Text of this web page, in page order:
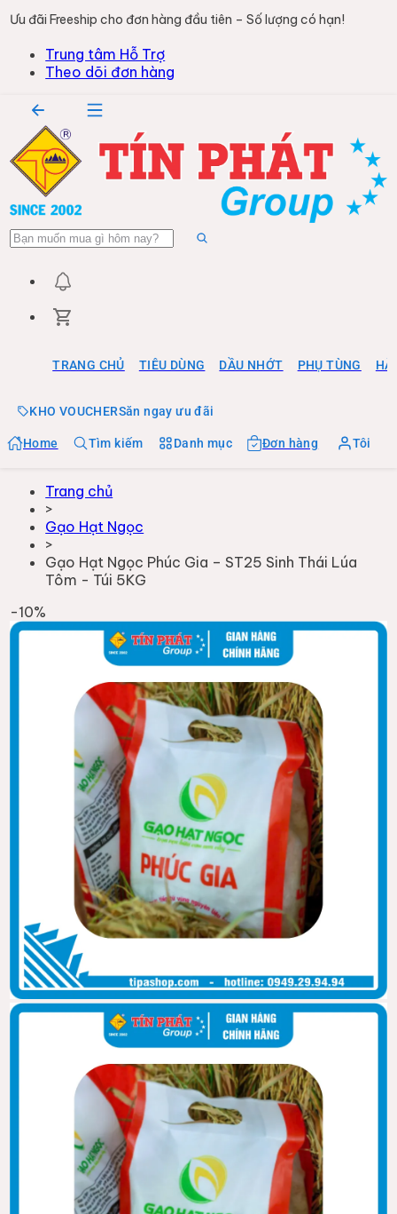
Ưu đãi Freeship cho đơn hàng đầu tiên – Số lượng có hạn!
Trung tâm Hỗ Trợ
Theo dõi đơn hàng
TRANG CHỦ TIÊU DÙNG DẦU NHỚT PHỤ TÙNG
KHO VOUCHERSăn ngay ưu đãi
Home Tìm kiếm Danh mục Đơn hàng Tôi
Trang chủ
>
Gạo Hạt Ngọc
>
Gạo Hạt Ngọc Phúc Gia – ST25 Sinh Thái Lúa
Tôm - Túi 5KG
-10%